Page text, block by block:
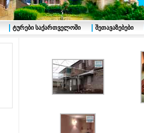
ტურები საქართველოში შეთავაზებები